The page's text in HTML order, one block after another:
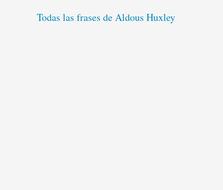
Todas las frases de Aldous Huxley